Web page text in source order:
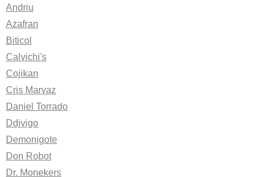
Andriu
Azafran
Biticol
Calvichi's
Cojikan
Cris Marvaz
Daniel Torrado
Ddjvigo
Demonigote
Don Robot
Dr. Monekers